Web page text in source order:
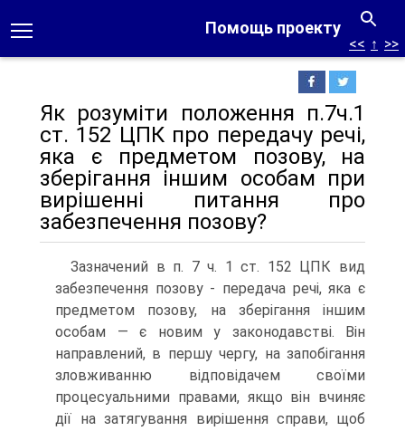
Помощь проекту
<< ↑ >>
Як розуміти положення п.7ч.1
ст. 152 ЦПК про передачу речі,
яка є предметом позову, на
зберігання іншим особам при
вирішенні питання про
забезпечення позову?
Зазначений в п. 7 ч. 1 ст. 152 ЦПК вид
забезпечення позову - передача речі, яка є
предметом позову, на зберігання іншим
особам — є новим у законодавстві. Він
направлений, в першу чергу, на запобігання
зловживанню відповідачем своїми
процесуальними правами, якщо він вчиняє
дії на затягування вирішення справи, щоб